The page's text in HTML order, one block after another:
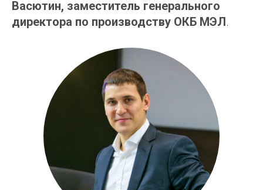
Васютин, заместитель генерального
директора по производству ОКБ МЭЛ.